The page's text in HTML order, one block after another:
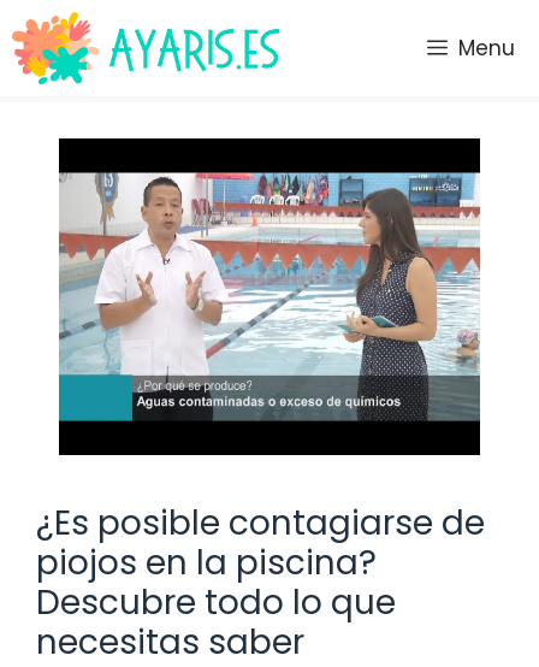
Saltar
al
contenido
Menu
¿Es posible contagiarse de
piojos en la piscina?
Descubre todo lo que
necesitas saber